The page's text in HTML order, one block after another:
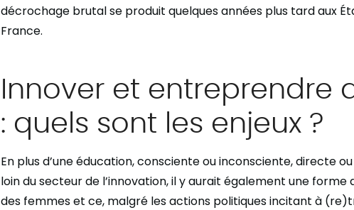
décrochage brutal se produit quelques années plus tard aux
France.
Innover et entreprendre
: quels sont les enjeux ?
En plus d’une éducation, consciente ou inconsciente, directe
loin du secteur de l’innovation, il y aurait également une forme
des femmes et ce, malgré les actions politiques incitant à